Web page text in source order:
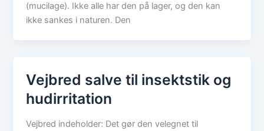
(mucilage). Ikke alle har den på lager, og den kan
ikke sankes i naturen. Den
Vejbred salve til insektstik og
hudirritation
Vejbred indeholder: Det gør den velegnet til